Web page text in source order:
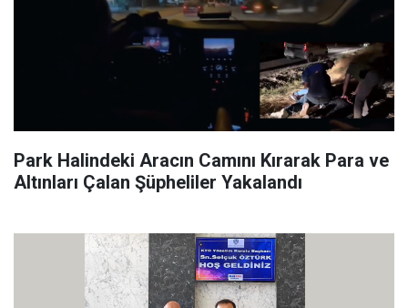
Park Halindeki Aracın Camını Kırarak Para ve
Altınları Çalan Şüpheliler Yakalandı